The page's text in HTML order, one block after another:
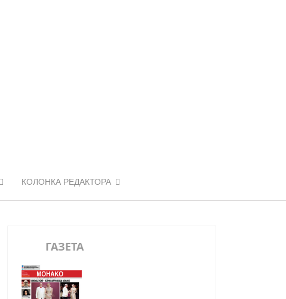
КОЛОНКА РЕДАКТОРА
ГАЗЕТА